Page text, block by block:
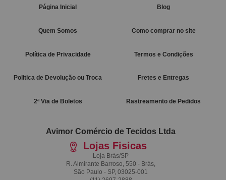
Página Inicial Blog
Quem Somos Como comprar no site
Política de Privacidade Termos e Condições
Politica de Devolução ou Troca Fretes e Entregas
2ª Via de Boletos Rastreamento de Pedidos
Avimor Comércio de Tecidos Ltda
Lojas Fisicas
Loja Brás/SP
R. Almirante Barroso, 550 - Brás,
São Paulo - SP, 03025-001